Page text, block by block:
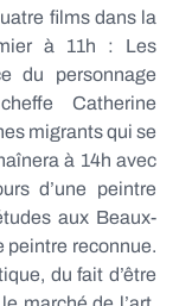
films dans la
à 11h : Les
du personnage
Catherine
migrants qui se
à 14h avec
d’une peintre
aux Beaux-
peintre reconnue.
du fait d’être